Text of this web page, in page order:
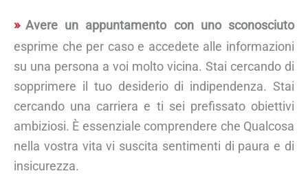
Avere un appuntamento con uno sconosciuto
esprime che per caso e accedete alle informazioni
su una persona a voi molto vicina. Stai cercando di
sopprimere il tuo desiderio di indipendenza. Stai
cercando una carriera e ti sei prefissato obiettivi
ambiziosi. È essenziale comprendere che Qualcosa
nella vostra vita vi suscita sentimenti di paura e di
insicurezza.